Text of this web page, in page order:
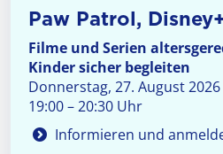
Paw Patrol,
Filme und Serien
Kinder sicher begleiten
Donnerstag, 27. August 2026
19:00 – 20:30 Uhr
Informieren und